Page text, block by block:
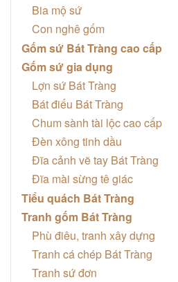
Bia mộ sứ
Con nghê gốm
Gốm sứ Bát Tràng cao cấp
Gốm sứ gia dụng
Lợn sứ Bát Tràng
Bát điếu Bát Tràng
Chum sành tài lộc cao cấp
Đèn xông tinh dầu
Đĩa cảnh vẽ tay Bát Tràng
Đĩa mài sừng tê giác
Tiểu quách Bát Tràng
Tranh gốm Bát Tràng
Phù điêu, tranh xây dựng
Tranh cá chép Bát Tràng
Tranh sứ đơn